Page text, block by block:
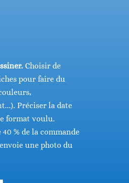
Choisir de
pour faire du
Préciser la date
format voulu.
% de la commande
une photo du